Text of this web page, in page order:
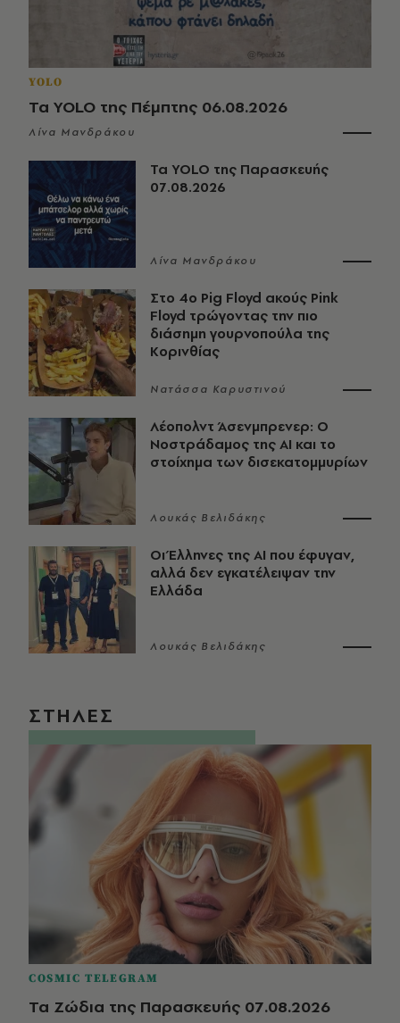
YOLO
Τα YOLO της Πέμπτης 06.08.2026
Λίνα Μανδράκου
Τα YOLO της Παρασκευής
07.08.2026
Λίνα Μανδράκου
Στο 4ο Pig Floyd ακούς Pink
Floyd τρώγοντας την πιο
διάσημη γουρνοπούλα της
Κορινθίας
Νατάσσα Καρυστινού
Λέοπολντ Άσενμπρενερ: Ο
Νοστράδαμος της AI και το
στοίχημα των δισεκατομμυρίων
Λουκάς Βελιδάκης
Οι Έλληνες της ΑΙ που έφυγαν,
αλλά δεν εγκατέλειψαν την
Ελλάδα
Λουκάς Βελιδάκης
ΣΤΗΛΕΣ
COSMIC TELEGRAM
Τα Ζώδια της Παρασκευής 07.08.2026